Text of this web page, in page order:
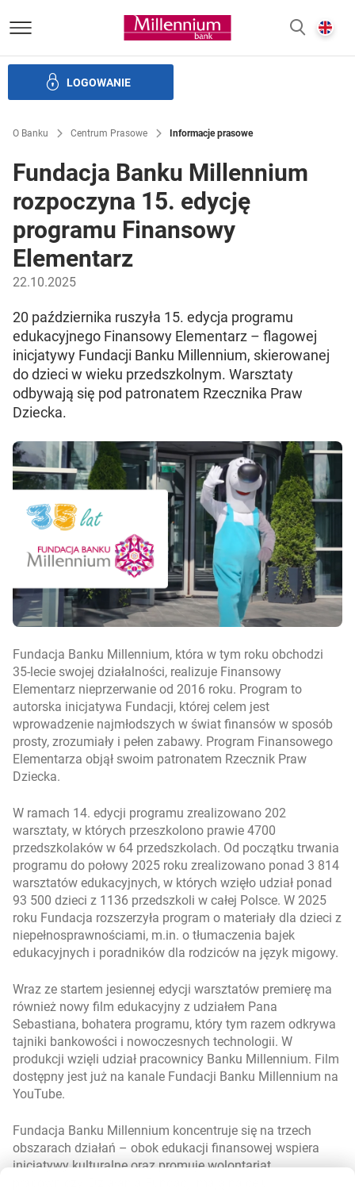
Bank Millennium homepage
LOGOWANIE
O Banku Centrum Prasowe Informacje prasowe
Fundacja Banku Millennium
rozpoczyna 15. edycję
programu Finansowy
Elementarz
22.10.2025
20 października ruszyła 15. edycja programu
edukacyjnego Finansowy Elementarz – flagowej
inicjatywy Fundacji Banku Millennium, skierowanej
do dzieci w wieku przedszkolnym. Warsztaty
odbywają się pod patronatem Rzecznika Praw
Dziecka.
Fundacja Banku Millennium, która w tym roku obchodzi
35-lecie swojej działalności, realizuje Finansowy
Elementarz nieprzerwanie od 2016 roku. Program to
autorska inicjatywa Fundacji, której celem jest
wprowadzenie najmłodszych w świat finansów w sposób
prosty, zrozumiały i pełen zabawy. Program Finansowego
Elementarza objął swoim patronatem Rzecznik Praw
Dziecka.
W ramach 14. edycji programu zrealizowano 202
warsztaty, w których przeszkolono prawie 4700
przedszkolaków w 64 przedszkolach. Od początku trwania
programu do połowy 2025 roku zrealizowano ponad 3 814
warsztatów edukacyjnych, w których wzięło udział ponad
93 500 dzieci z 1136 przedszkoli w całej Polsce. W 2025
roku Fundacja rozszerzyła program o materiały dla dzieci z
niepełnosprawnościami, m.in. o tłumaczenia bajek
edukacyjnych i poradników dla rodziców na język migowy.
Wraz ze startem jesiennej edycji warsztatów premierę ma
również nowy film edukacyjny z udziałem Pana
Sebastiana, bohatera programu, który tym razem odkrywa
tajniki bankowości i nowoczesnych technologii. W
produkcji wzięli udział pracownicy Banku Millennium. Film
dostępny jest już na kanale Fundacji Banku Millennium na
YouTube.
Fundacja Banku Millennium koncentruje się na trzech
obszarach działań – obok edukacji finansowej wspiera
inicjatywy kulturalne oraz promuje wolontariat